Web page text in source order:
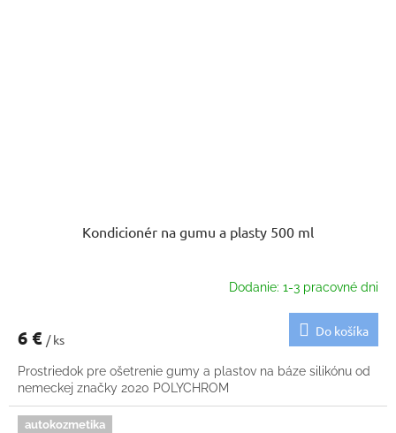
Kondicionér na gumu a plasty 500 ml
Dodanie: 1-3 pracovné dni
6 € / ks
Do košíka
Prostriedok pre ošetrenie gumy a plastov na báze silikónu od
nemeckej značky 2020 POLYCHROM
autokozmetika